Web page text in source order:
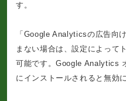
す。
「Google Analyticsの広告向
まない場合は、設定によって
可能です。Google Analytics
にインストールされると無効